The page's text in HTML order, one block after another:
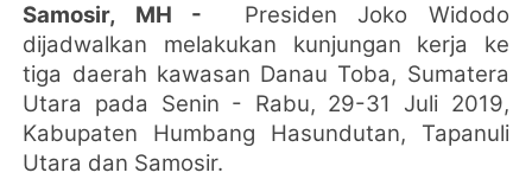
Samosir, MH -
Presiden Joko Widodo
dijadwalkan melakukan kunjungan kerja ke
tiga daerah kawasan Danau Toba, Sumatera
Utara pada Senin - Rabu, 29-31 Juli 2019,
Kabupaten Humbang Hasundutan, Tapanuli
Utara dan Samosir.